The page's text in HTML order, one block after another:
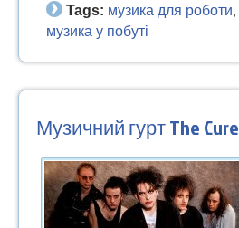
Tags: музика для роботи,
музика у побуті
Музичний гурт The Cure